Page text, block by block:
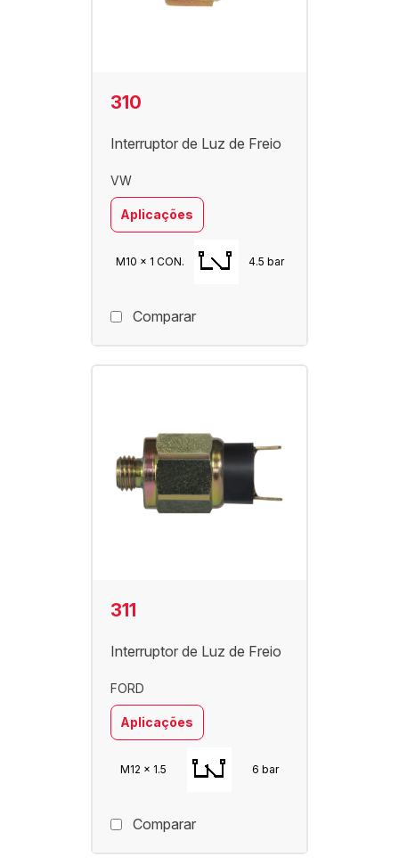
310
Interruptor de Luz de Freio
VW
Aplicações
M10 x 1 CON. 4.5 bar
Comparar
311
Interruptor de Luz de Freio
FORD
Aplicações
M12 x 1.5 6 bar
Comparar